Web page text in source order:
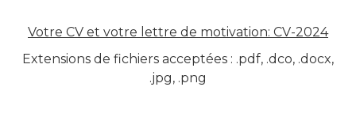
Votre CV et votre lettre de motivation: CV-2024
Extensions de fichiers acceptées : .pdf, .dco, .docx,
.jpg, .png